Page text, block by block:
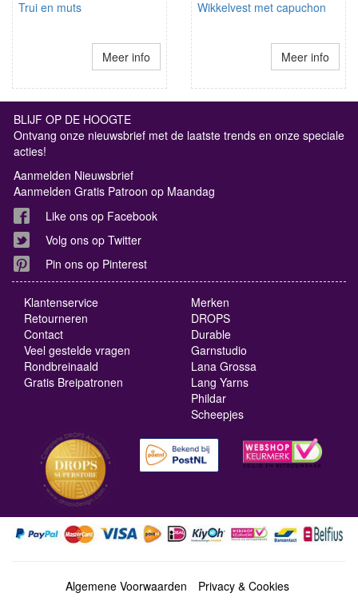
Trui en muts
Meer info
Wikkelvest met capuchon
Meer info
BLIJF OP DE HOOGTE
Ontvang onze nieuwsbrief met de laatste trends en onze speciale
acties!
Aanmelden Nieuwsbrief
Aanmelden Gratis Patroon op Maandag
Like ons op Facebook
Volg ons op Twitter
Pin ons op Pinterest
Klantenservice
Retourneren
Contact
Veel gestelde vragen
Rondbreinaald
Gratis Breipatronen
Merken
DROPS
Durable
Garnstudio
Lana Grossa
Lang Yarns
Phildar
Scheepjes
Algemene Voorwaarden
Privacy & Cookies